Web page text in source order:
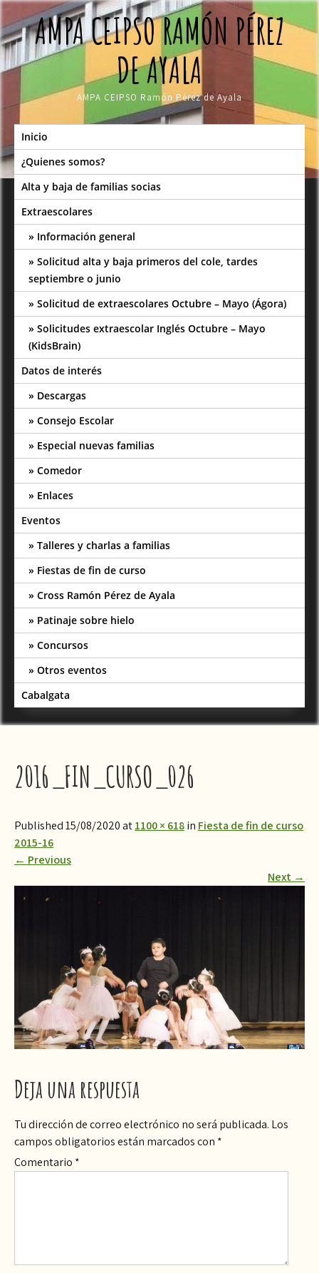
Skip
to
contentAMPA CEIPSO RAMÓN PÉREZ
DE AYALA
AMPA CEIPSO Ramón Pérez de Ayala
Inicio
¿Quienes somos?
Alta y baja de familias socias
Extraescolares
Información general
Solicitud alta y baja primeros del cole, tardes
septiembre o junio
Solicitud de extraescolares Octubre – Mayo (Ágora)
Solicitudes extraescolar Inglés Octubre – Mayo
(KidsBrain)
Datos de interés
Descargas
Consejo Escolar
Especial nuevas familias
Comedor
Enlaces
Eventos
Talleres y charlas a familias
Fiestas de fin de curso
Cross Ramón Pérez de Ayala
Patinaje sobre hielo
Concursos
Otros eventos
Cabalgata
2016_FIN_CURSO_026
Published 15/08/2020 at1100 × 618in ​Fiesta de fin de curso
2015-16
← Previous
Next →
Deja una respuesta
Tu dirección de correo electrónico no será publicada. Los
campos obligatorios están marcados con *
Comentario *